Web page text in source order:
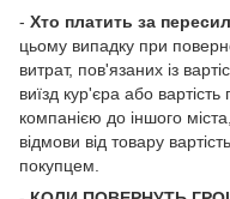
- Хто платить за
цьому випадку при
витрат, пов'язаних із
виїзд кур'єра або
компанією до іншого
відмови від товару
покупцем.